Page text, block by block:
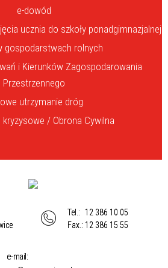
e-dowód
ucznia do szkoły ponadgimnazjalnej
gospodarstwach rolnych
i Kierunków Zagospodarowania
Przestrzennego
utrzymanie dróg
kryzysowe / Obrona Cywilna
Tel.:
12 386 10 05
Fax.: 12 386 15 55
e-mail: